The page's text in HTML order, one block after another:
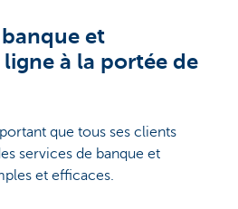
banque et
ligne à la portée de
que tous ses clients
services de banque et
et efficaces.